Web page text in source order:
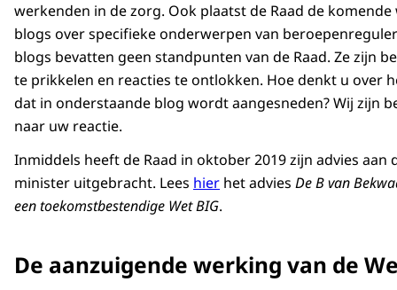
werkenden in de zorg. Ook plaatst de Raad de komende
blogs over specifieke onderwerpen van
blogs bevatten geen standpunten van de Raad. Ze zijn
te prikkelen en reacties te ontlokken. Hoe denkt u over
dat in onderstaande blog wordt aangesneden? Wij zijn
naar uw reactie.
Inmiddels heeft de Raad in oktober 2019 zijn advies aan
minister uitgebracht. Lees hier het advies De B van
een toekomstbestendige Wet BIG.
De aanzuigende werking van de